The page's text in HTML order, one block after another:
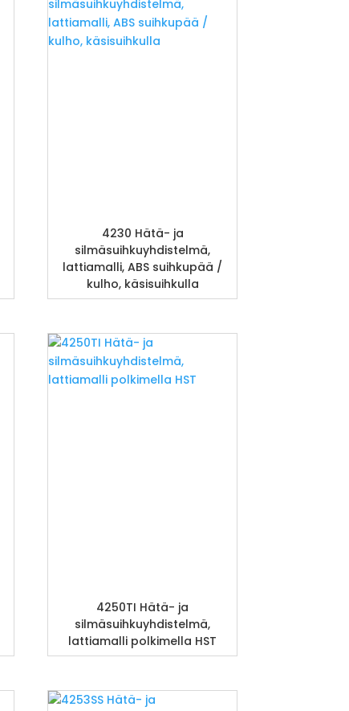
4230 Hätä- ja
silmäsuihkuyhdistelmä,
lattiamalli, ABS suihkupää /
kulho, käsisuihkulla
4250TI Hätä- ja
silmäsuihkuyhdistelmä,
lattiamalli polkimella HST